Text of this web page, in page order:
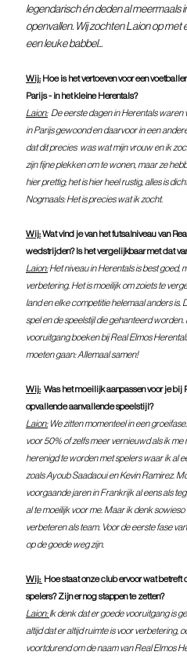
legendarisch én deden al meermaals
openvallen. Wij zochten Laion op
een leuke babbel...
Wij: Hoe is het vertoeven voor een
Parijs - in het kleine Herentals?
Laion:
De eerste dagen in Herentals waren
in Parijs gewoond en daarvoor in een
dat dit precies  was wat mijn vrouw en ik
zijn fijne plekken om te wonen, maar ze
hier prettig; het is hier heel rustig, alles is
Nogmaals: Het is precies wat ik zocht.
Wij: Wat vind je van het futsalniveau van
wedstrijden? Is het vergelijkbaar met dat
Laion: Het niveau in Herentals is best goed,
verbetering. Het is moeilijk om zoiets te
land en elke competitie helemaal anders is.
spel en de speelstijl die gehanteerd
vooruitgang boeken bij Real Elmos
moeten gaan: Allemaal samen!
Wij:
Was het moeilijk aanpassen voor je
opvallende aanvallende speelstijl?
Laion: We zitten momenteel in een
voor 50% of zelfs meer vernieuwd als ik me
herenigd te worden met spelers waar ik al
zoals Ayoub Saadaoui en Kevin Ramirez.
voorgaande jaren in Frankrijk al eens als
al te moeilijk voor me. Maar ik denk
verbeteren als team. Voor de eerste fase
op de goede weg zijn.
Wij: Hoe staat onze club ervoor wat
spelers? Zijn er nog stappen te zetten?
Laion: Ik denk dat er goede vooruitgang is
altijd dat er altijd ruimte is voor verbetering,
voortdurend om de naam van Real Elmos